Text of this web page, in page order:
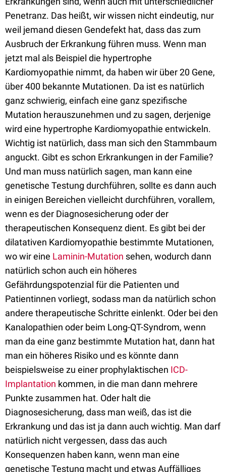
Penetranz. Das heißt, wir wissen nicht eindeutig, nur
weil jemand diesen Gendefekt hat, dass das zum
Ausbruch der Erkrankung führen muss. Wenn man
jetzt mal als Beispiel die hypertrophe
Kardiomyopathie nimmt, da haben wir über 20 Gene,
über 400 bekannte Mutationen. Da ist es natürlich
ganz schwierig, einfach eine ganz spezifische
Mutation herauszunehmen und zu sagen, derjenige
wird eine hypertrophe Kardiomyopathie entwickeln.
Wichtig ist natürlich, dass man sich den Stammbaum
anguckt. Gibt es schon Erkrankungen in der Familie?
Und man muss natürlich sagen, man kann eine
genetische Testung durchführen, sollte es dann auch
in einigen Bereichen vielleicht durchführen, vorallem,
wenn es der Diagnosesicherung oder der
therapeutischen Konsequenz dient. Es gibt bei der
dilatativen Kardiomyopathie bestimmte Mutationen,
wo wir eine Laminin-Mutation sehen, wodurch dann
natürlich schon auch ein höheres
Gefährdungspotenzial für die Patienten und
Patientinnen vorliegt, sodass man da natürlich schon
andere therapeutische Schritte einlenkt. Oder bei den
Kanalopathien oder beim Long-QT-Syndrom, wenn
man da eine ganz bestimmte Mutation hat, dann hat
man ein höheres Risiko und es könnte dann
beispielsweise zu einer prophylaktischen ICD-
Implantation kommen, in die man dann mehrere
Punkte zusammen hat. Oder halt die
Diagnosesicherung, dass man weiß, das ist die
Erkrankung und das ist ja dann auch wichtig. Man darf
natürlich nicht vergessen, dass das auch
Konsequenzen haben kann, wenn man eine
genetische Testung macht und etwas Auffälliges